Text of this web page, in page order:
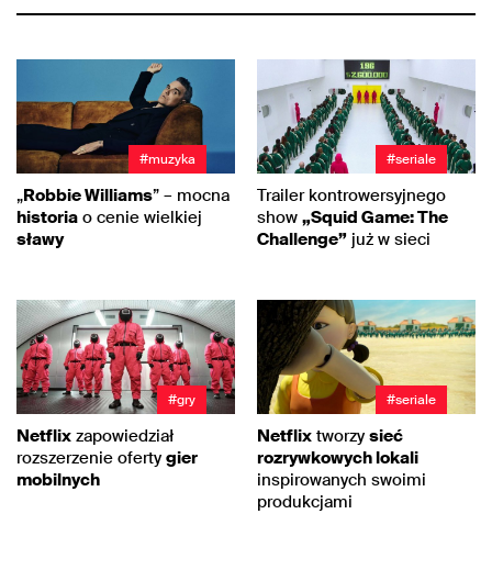
#muzyka
„Robbie Williams” – mocna
historia o cenie wielkiej
sławy
#seriale
Trailer kontrowersyjnego
show „Squid Game: The
Challenge” już w sieci
#gry
Netflix zapowiedział
rozszerzenie oferty gier
mobilnych
#seriale
Netflix tworzy sieć
rozrywkowych lokali
inspirowanych swoimi
produkcjami